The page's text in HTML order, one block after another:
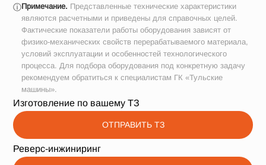
ⓘПримечание. Представленные технические характеристики
являются расчетными и приведены для справочных целей.
Фактические показатели работы оборудования зависят от
физико-механических свойств перерабатываемого материала,
условий эксплуатации и особенностей технологического
процесса. Для подбора оборудования под конкретную задачу
рекомендуем обратиться к специалистам ГК «Тульские
машины».
Изготовление по вашему ТЗ
ОТПРАВИТЬ ТЗ
Реверс-инжиниринг